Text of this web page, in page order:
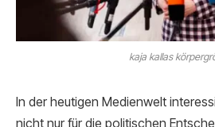
kaja kallas
In der heutigen Medienwelt
nicht nur für die politischen